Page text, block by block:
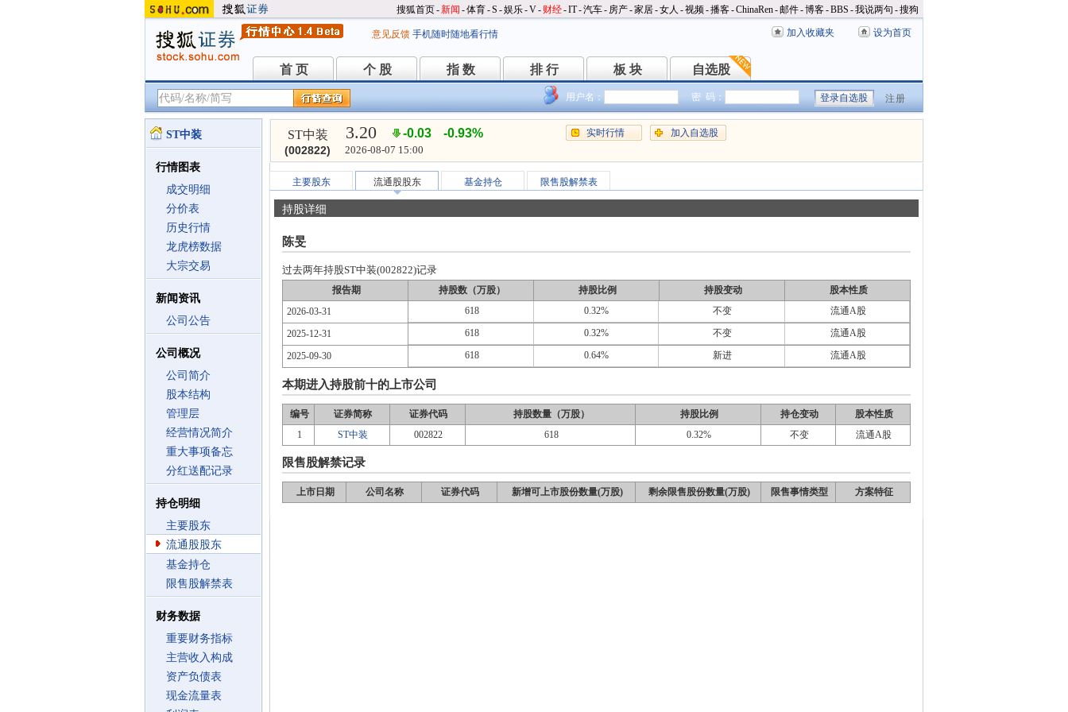
搜狐首页-新闻 -体育-S -娱乐-V- 财经-IT-汽车- 房产-家居-女人 -视频-播客-ChinaRen-邮件-博客-BBS -我说两句 -搜狗
意见反馈 手机随时随地看行情 加入收藏夹 设为首页
首 页
首 页 个 股
个 股 指 数
指 数 排 行
排 行 板 块
板 块 自选股
自选股
用户名： 密 码： 注册
ST中装
行情图表
成交明细
分价表
历史行情
龙虎榜数据
大宗交易
新闻资讯
公司公告
公司概况
公司简介
股本结构
管理层
经营情况简介
重大事项备忘
分红送配记录
持仓明细
主要股东
流通股股东
基金持仓
限售股解禁表
财务数据
重要财务指标
主营收入构成
资产负债表
现金流量表
ST中装
(002822)
3.20 -0.03 -0.93%
2026-08-07 15:00
实时行情 加入自选股
主要股东 流通股股东 基金持仓 限售股解禁表
持股详细
陈旻
过去两年持股ST中装(002822)记录
报告期 持股数（万股） 持股比例 持股变动
股本性质
2026-03-31
618 0.32% 不变 流通A股
2025-12-31 618 0.32% 不变 流通A股
2025-09-30 618 0.64% 新进 流通A股
本期进入持股前十的上市公司
编号 证券简称 证券代码 持股数量（万股） 持股比例 持仓变动
股本性质
1
ST中装 002822 618 0.32% 不变 流通A股
限售股解禁记录
上市日期 公司名称 证券代码 新增可上市股份数量(万股) 剩余限售股份数量(万股) 限售事情类型 方案特征